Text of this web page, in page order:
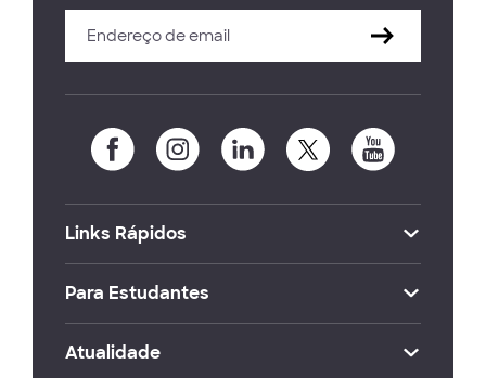
Links Rápidos
Para Estudantes
Atualidade